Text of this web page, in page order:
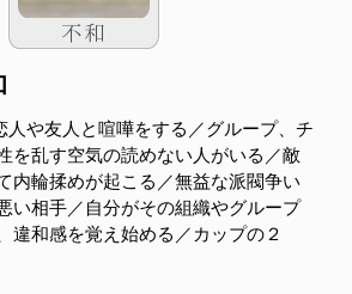
人や友人と喧嘩をする／グループ、チ
を乱す空気の読めない人がいる／敵
内輪揉めが起こる／無益な派閥争い
い相手／自分がその組織やグループ
違和感を覚え始める／カップの２